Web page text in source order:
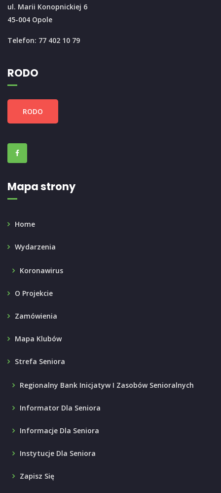
ul. Marii Konopnickiej 6
45-004 Opole
Telefon: 77 402 10 79
RODO
RODO
Mapa strony
Home
Wydarzenia
Koronawirus
O Projekcie
Zamówienia
Mapa Klubów
Strefa Seniora
Regionalny Bank Inicjatyw I Zasobów Senioralnych
Informator Dla Seniora
Informacje Dla Seniora
Instytucje Dla Seniora
Zapisz Się